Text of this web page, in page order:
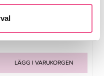
Redken All Soft Shampoo &
Rek. pris 642 kr 489 kr
LÄGG I VARUKORGEN